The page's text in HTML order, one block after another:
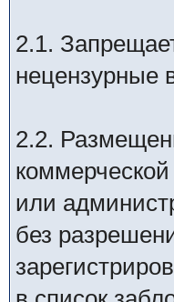
2.1.
нецензурные
2.2.
или
без